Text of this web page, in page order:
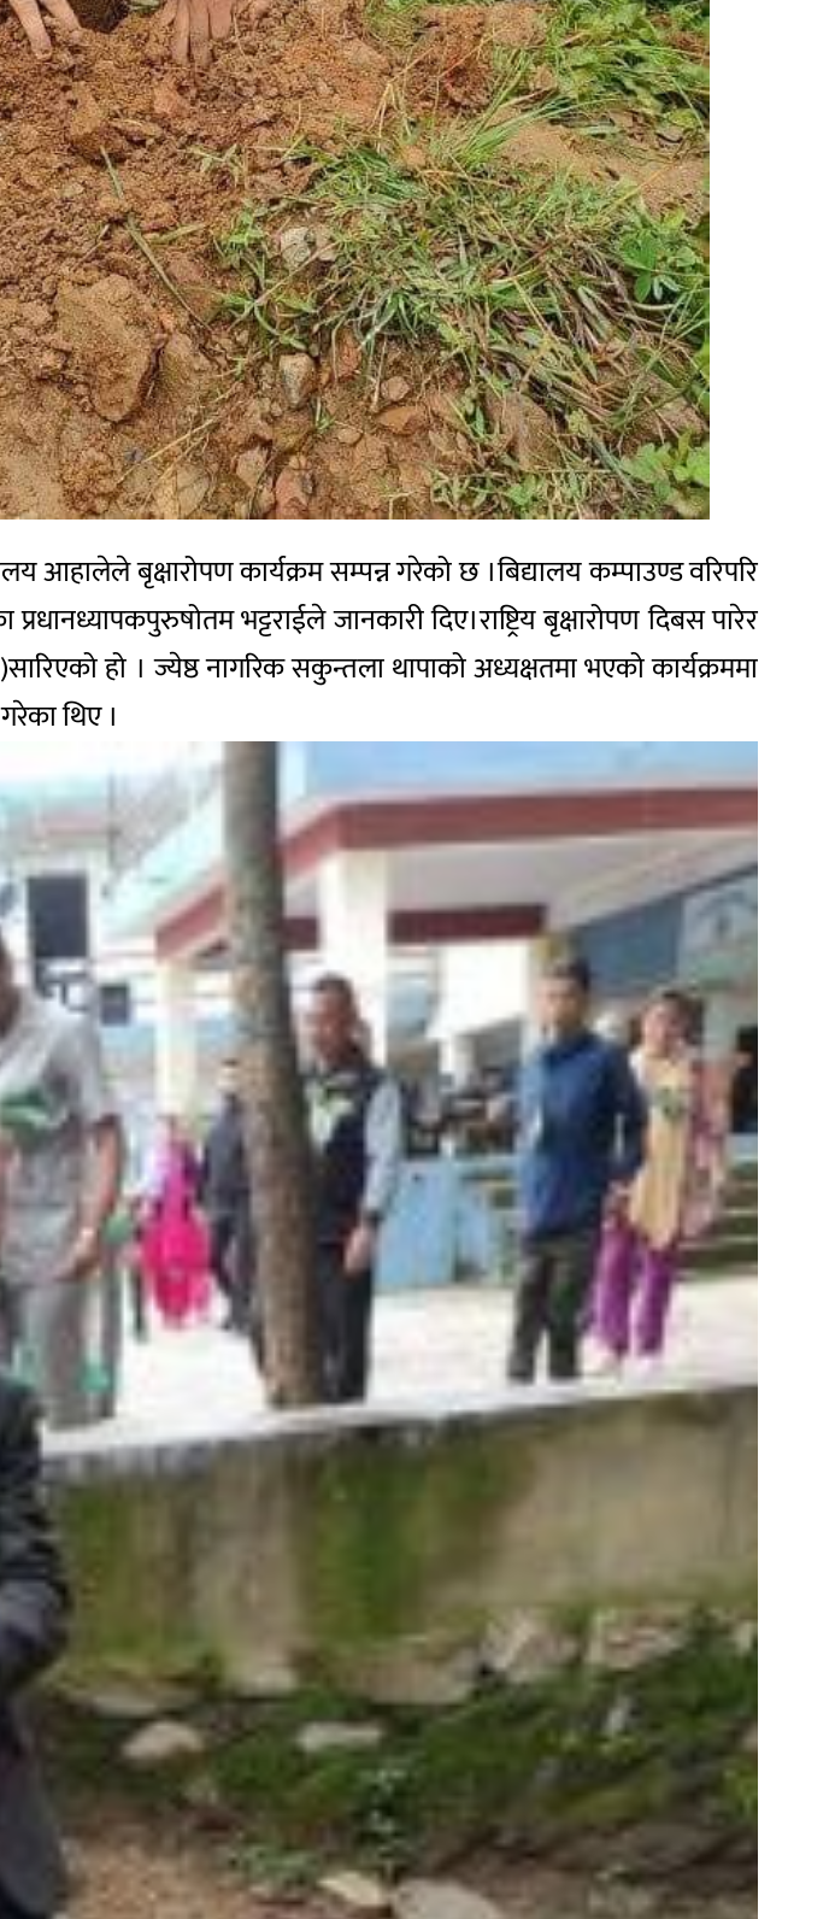
आहालेलेबृक्षारोपणकार्यक्रमसम्पन्नगरेकोछ ।बिद्यालयकम्पाउण्डवरिपरि
प्रधानध्यापकपुरुषोतमभट्टराईलेजानकारीदिए।राष्ट्रियबृक्षारोपणदिबसपारेर
)सारिएकोहो । ज्येष्ठनागरिकसकुन्तलाथापाकोअध्यक्षतमाभएकोकार्यक्रममा
गरेकाथिए ।